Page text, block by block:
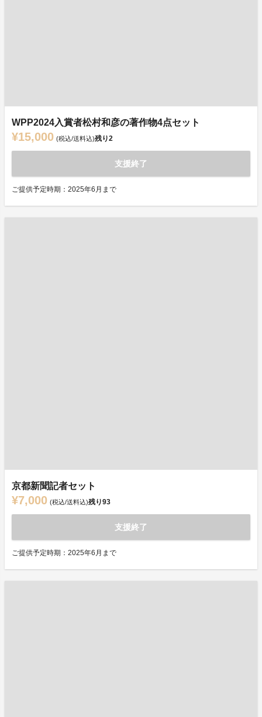
WPP2024入賞者松村和彦の著作物4点セット
¥15,000 (税込/送料込)残り2
支援終了
ご提供予定時期：2025年6月まで
京都新聞記者セット
¥7,000 (税込/送料込)残り93
支援終了
ご提供予定時期：2025年6月まで